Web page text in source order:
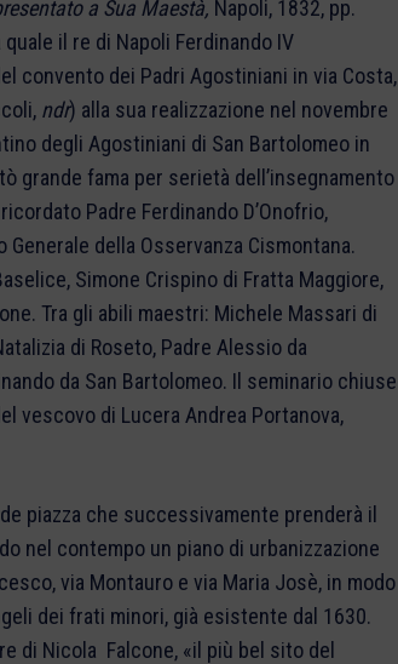
a Sua Maestà, Napoli, 1832, pp.
il re di Napoli Ferdinando IV
convento dei Padri Agostiniani in via Costa,
ndr) alla sua realizzazione nel novembre
degli Agostiniani di San Bartolomeo in
grande fama per serietà dell’insegnamento
Padre Ferdinando D’Onofrio,
della Osservanza Cismontana.
Simone Crispino di Fratta Maggiore,
Tra gli abili maestri: Michele Massari di
di Roseto, Padre Alessio da
da San Bartolomeo. Il seminario chiuse
vescovo di Lucera Andrea Portanova,
piazza che successivamente prenderà il
nel contempo un piano di urbanizzazione
via Montauro e via Maria Josè, in modo
dei frati minori, già esistente dal 1630.
di Nicola Falcone, «il più bel sito del